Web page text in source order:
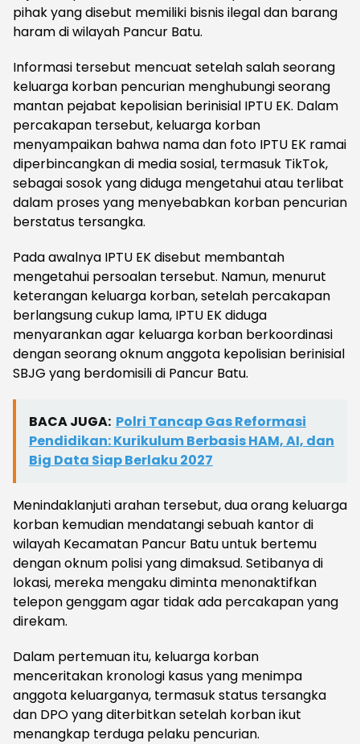
pihak yang disebut memiliki bisnis ilegal dan barang
haram di wilayah Pancur Batu.
Informasi tersebut mencuat setelah salah seorang
keluarga korban pencurian menghubungi seorang
mantan pejabat kepolisian berinisial IPTU EK. Dalam
percakapan tersebut, keluarga korban
menyampaikan bahwa nama dan foto IPTU EK ramai
diperbincangkan di media sosial, termasuk TikTok,
sebagai sosok yang diduga mengetahui atau terlibat
dalam proses yang menyebabkan korban pencurian
berstatus tersangka.
Pada awalnya IPTU EK disebut membantah
mengetahui persoalan tersebut. Namun, menurut
keterangan keluarga korban, setelah percakapan
berlangsung cukup lama, IPTU EK diduga
menyarankan agar keluarga korban berkoordinasi
dengan seorang oknum anggota kepolisian berinisial
SBJG yang berdomisili di Pancur Batu.
BACA JUGA: Polri Tancap Gas Reformasi
Pendidikan: Kurikulum Berbasis HAM, AI, dan
Big Data Siap Berlaku 2027
Menindaklanjuti arahan tersebut, dua orang keluarga
korban kemudian mendatangi sebuah kantor di
wilayah Kecamatan Pancur Batu untuk bertemu
dengan oknum polisi yang dimaksud. Setibanya di
lokasi, mereka mengaku diminta menonaktifkan
telepon genggam agar tidak ada percakapan yang
direkam.
Dalam pertemuan itu, keluarga korban
menceritakan kronologi kasus yang menimpa
anggota keluarganya, termasuk status tersangka
dan DPO yang diterbitkan setelah korban ikut
menangkap terduga pelaku pencurian.